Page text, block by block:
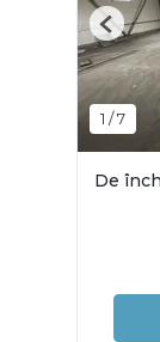
1 /7
De